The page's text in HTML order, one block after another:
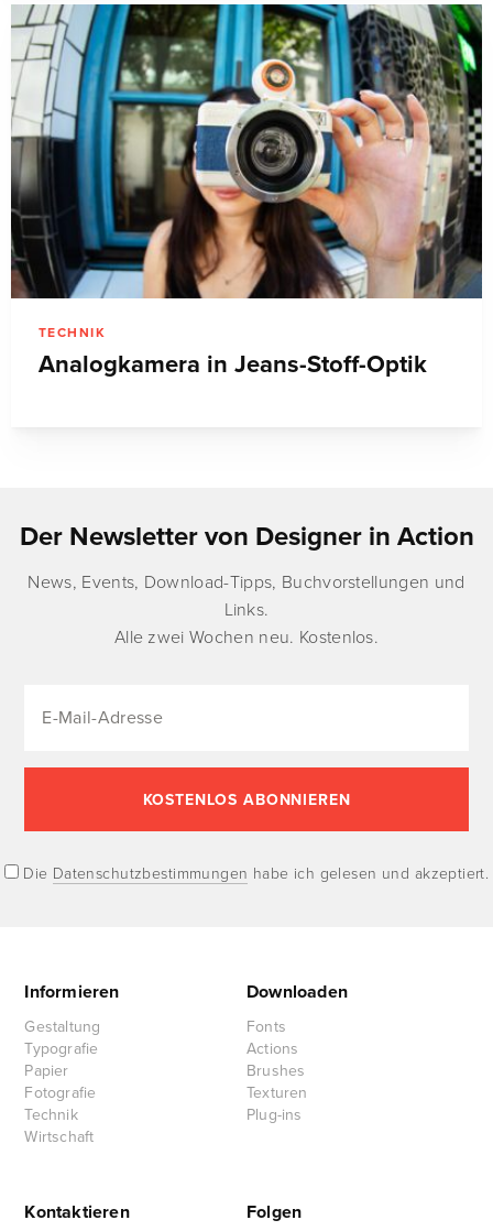
TECHNIK
Analogkamera in Jeans-Stoff-Optik
Der Newsletter von Designer in Action
News, Events, Download-Tipps, Buchvorstellungen und
Links.
Alle zwei Wochen neu. Kostenlos.
Die Datenschutzbestimmungen habe ich gelesen und akzeptiert.
Informieren
Gestaltung
Typografie
Papier
Fotografie
Technik
Wirtschaft
Downloaden
Fonts
Actions
Brushes
Texturen
Plug-ins
Kontaktieren Folgen